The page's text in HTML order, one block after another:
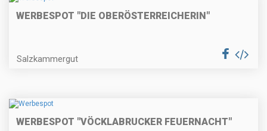
WERBESPOT "DIE OBERÖSTERREICHERIN"
Salzkammergut
WERBESPOT "VÖCKLABRUCKER FEUERNACHT"